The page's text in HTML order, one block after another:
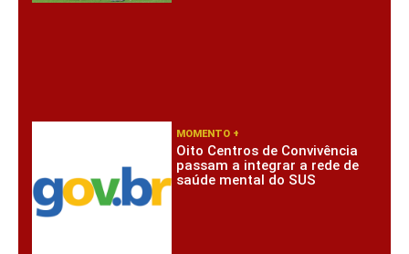
MOMENTO +
Oito Centros de Convivência
passam a integrar a rede de
saúde mental do SUS